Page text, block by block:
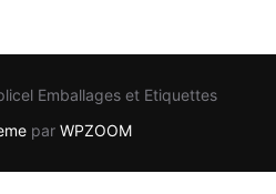
Emballages et Etiquettes
par WPZOOM